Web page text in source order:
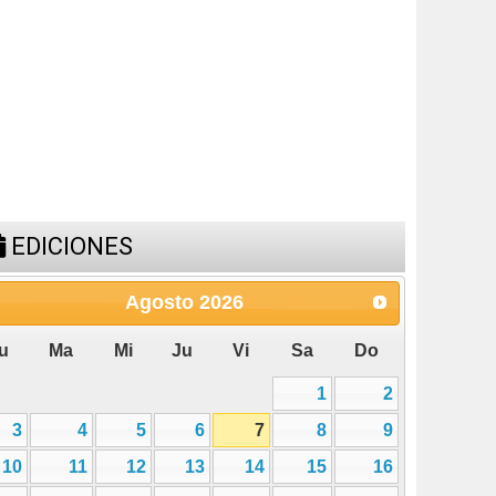
EDICIONES
Agosto 2026
Ma Mi Ju Vi Sa Do
1
2
3
4 5 6 7 8
9
10
11 12 13 14 15
16